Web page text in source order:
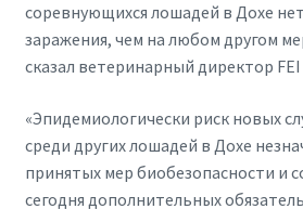
соревнующихся лошадей в Дохе
заражения, чем на любом другом
сказал ветеринарный директор
«Эпидемиологически риск новых
среди других лошадей в Дохе
принятых мер биобезопасности и
сегодня дополнительных